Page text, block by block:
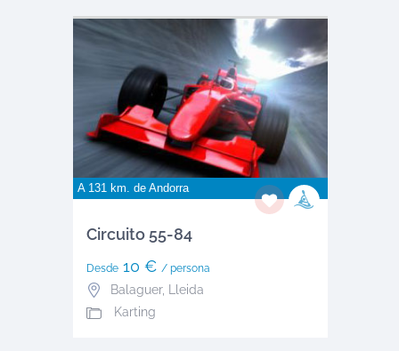
A 131 km. de Andorra
Circuito 55-84
Desde10 € / persona
Balaguer,
Lleida
Karting